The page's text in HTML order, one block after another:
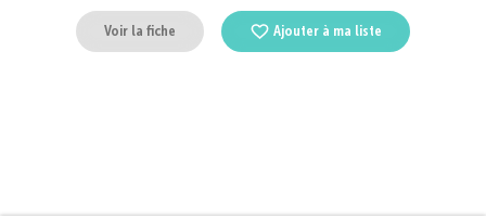
Voir la fiche Ajouter à ma liste